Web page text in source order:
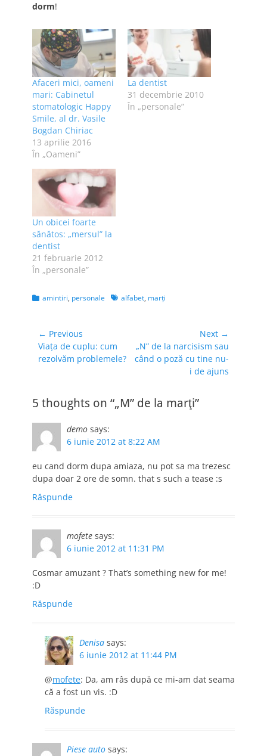
dorm!
Afaceri mici, oameni
mari: Cabinetul
stomatologic Happy
Smile, al dr. Vasile
Bogdan Chiriac
13 aprilie 2016
În „Oameni”
La dentist
31 decembrie 2010
În „personale”
Un obicei foarte
sănătos: „mersul” la
dentist
21 februarie 2012
În „personale”
Categories
amintiri, personale Tagsalfabet, marţi
Navigare
în
articole
← Previous
Previous
post:
Viaţa de cuplu: cum
rezolvăm problemele?
Next →
Next
post:
„N” de la narcisism sau
când o poză cu tine nu-
i de ajuns
5 thoughts on “„M” de la marţi”
demo says:
6 iunie 2012 at 8:22 AM
eu cand dorm dupa amiaza, nu pot sa ma trezesc
dupa doar 2 ore de somn. that s such a tease :s
Răspunde
mofete says:
6 iunie 2012 at 11:31 PM
Cosmar amuzant ? That’s something new for me!
:D
Răspunde
Denisa says:
6 iunie 2012 at 11:44 PM
@mofete: Da, am râs după ce mi-am dat seama
că a fost un vis. :D
Răspunde
Piese auto says: